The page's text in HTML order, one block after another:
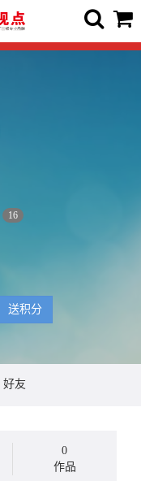
16
送积分
好友
0
作品